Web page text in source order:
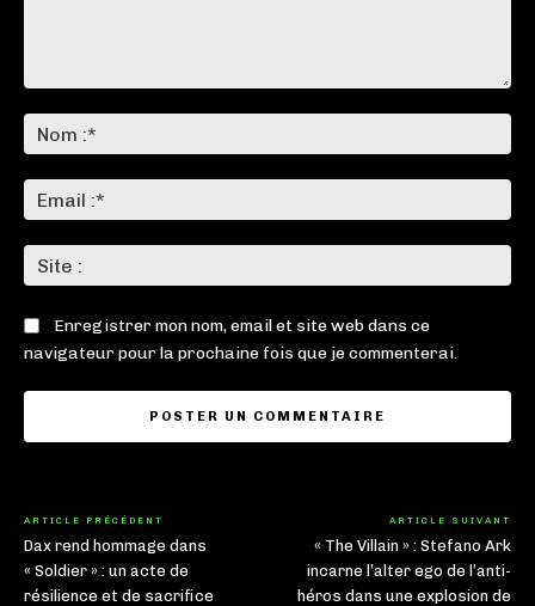
:*
:*
:
Enregistrer mon nom, email et site web dans ce
navigateur pour la prochaine fois que je commenterai.
ARTICLE PRÉCÉDENT
Dax rend hommage dans
« Soldier » : un acte de
résilience et de sacrifice
ARTICLE SUIVANT
« The Villain » : Stefano Ark
incarne l’alter ego de l’anti-
héros dans une explosion de